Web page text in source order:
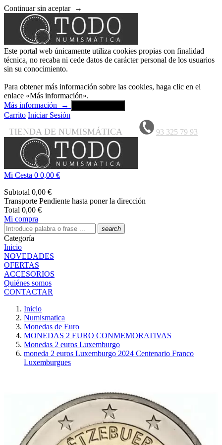
Continuar sin aceptar →
Este portal web únicamente utiliza cookies propias con finalidad
técnica, no recaba ni cede datos de carácter personal de los usuarios
sin su conocimiento.
Para obtener más información sobre las cookies, haga clic en el
enlace «Más información».
Más información
→
Carrito Iniciar Sesión
TIENDA DE NUMISMÁTICA 93 325 79 93
Mi Cesta 0 0,00 €
Subtotal 0,00 €
Transporte Pendiente hasta poner la dirección
Total 0,00 €
Mi compra
search
Categoría
Inicio
NOVEDADES
OFERTAS
ACCESORIOS
Quiénes somos
CONTACTAR
Inicio
Numismatica
Monedas de Euro
MONEDAS 2 EURO CONMEMORATIVAS
Monedas 2 euros Luxemburgo
moneda 2 euros Luxemburgo 2024 Centenario Franco
Luxemburgues